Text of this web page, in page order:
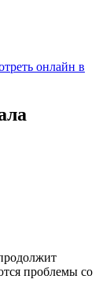
онлайн в
проблемы со